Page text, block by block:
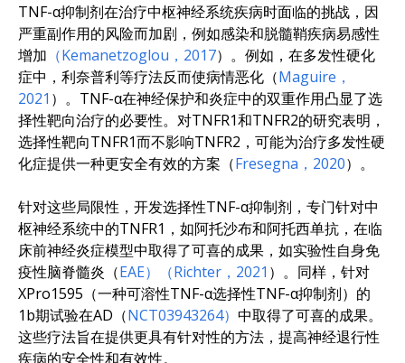
TNF-α抑制剂在治疗中枢神经系统疾病时面临的挑战，因
严重副作用的风险而加剧，例如感染和脱髓鞘疾病易感性
增加 （Kemanetzoglou，2017）。例如，在多发性硬化
症中，利奈普利等疗法反而使病情恶化（Maguire，
2021 ）。TNF-α在神经保护和炎症中的双重作用凸显了选
择性靶向治疗的必要性。对TNFR1和TNFR2的研究表明，
选择性靶向TNFR1而不影响TNFR2，可能为治疗多发性硬
化症提供一种更安全有效的方案（Fresegna，2020）。
针对这些局限性，开发选择性TNF-α抑制剂，专门针对中
枢神经系统中的TNFR1，如阿托沙布和阿托西单抗，在临
床前神经炎症模型中取得了可喜的成果，如实验性自身免
疫性脑脊髓炎（EAE）（Richter，2021 ）。同样，针对
XPro1595（一种可溶性TNF-α选择性TNF-α抑制剂）的
1b期试验在AD（NCT03943264） 中取得了可喜的成果。
这些疗法旨在提供更具有针对性的方法，提高神经退行性
疾病的安全性和有效性。